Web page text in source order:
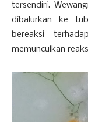
tersendiri.
dibalurkan ke
bereaksi
memunculkan